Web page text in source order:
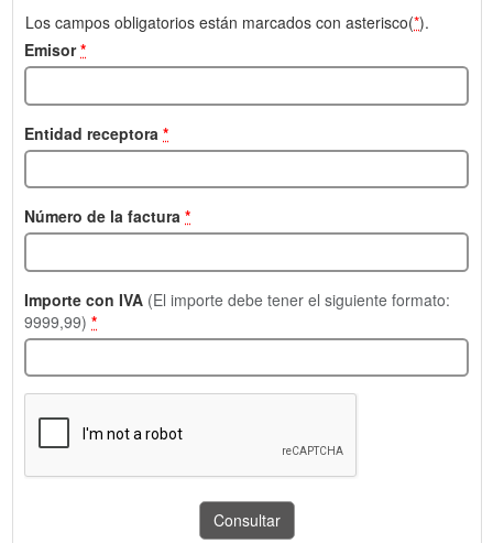
Los campos obligatorios están marcados con asterisco(*).
Emisor*
Entidad receptora *
Número de la factura *
Importe con IVA (El importe debe tener el siguiente formato:
9999,99) *